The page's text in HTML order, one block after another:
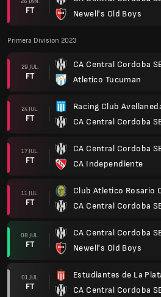
FT
Newell's Old Boys
Primera Division 2023
29 JUL.
FT
CA Central Cordoba
Atletico Tucuman
24 JUL.
FT
Racing Club
CA Central Cordoba
17 JUL.
FT
CA Central Cordoba
CA Independiente
11 JUL.
FT
Club Atletico Rosario
CA Central Cordoba
08 JUL.
FT
CA Central Cordoba
Newell's Old Boys
01 JUL.
FT
Estudiantes de La
CA Central Cordoba